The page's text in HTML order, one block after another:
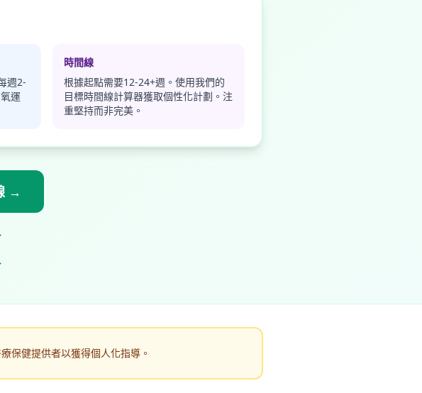
週2-
運
時間線
根據起點需要12-24+週。使用我們的
目標時間線計算器獲取個性化計劃。注
重堅持而非完美。
→
保健提供者以獲得個人化指導。